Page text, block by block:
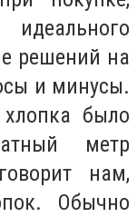
решений на
и минусы.
было
метр
нам,
Обычно